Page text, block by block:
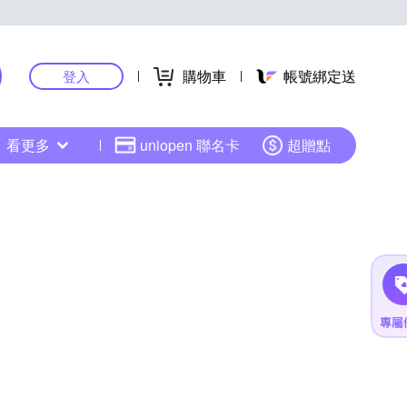
登入 購物車 帳號綁定送
看更多 uniopen 聯名卡 超贈點